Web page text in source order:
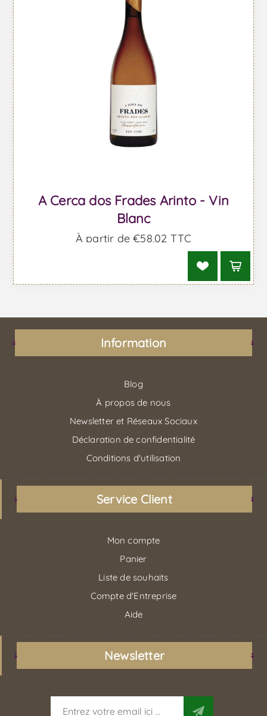
A Cerca dos Frades Arinto - Vin
Blanc
À partir de €58,02 TTC
Information
Blog
À propos de nous
Newsletter et Réseaux Sociaux
Déclaration de confidentialité
Conditions d'utilisation
Service Client
Mon compte
Panier
Liste de souhaits
Compte d'Entreprise
Aide
Newsletter